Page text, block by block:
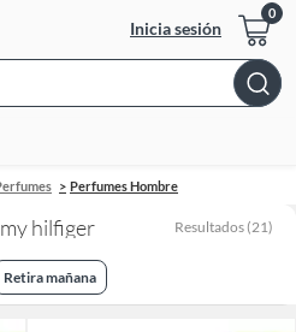
Inicia sesión
Bar
Perfumes Hombre
hilfiger Resultados (21)
Retira mañana